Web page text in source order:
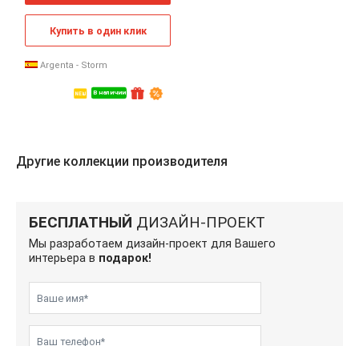
В наличии
Купить в один клик
Argenta - Storm
Другие коллекции производителя
БЕСПЛАТНЫЙ ДИЗАЙН-ПРОЕКТ
Мы разработаем дизайн-проект для Вашего
интерьера в подарок!